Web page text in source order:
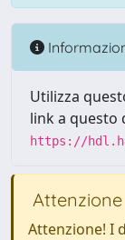
Utilizza
link a questo
https://
Attenzione
Attenzione! I